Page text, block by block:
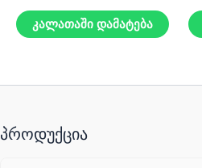
კალათაში დამატება
პროდუქცია